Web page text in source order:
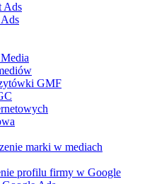
Ads
GMF
marki w mediach
profilu firmy w Google